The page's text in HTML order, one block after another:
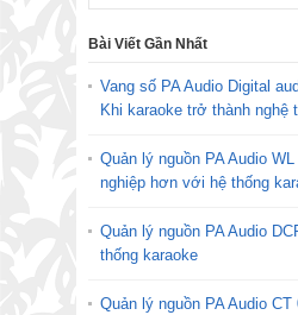
Bài Viết Gần Nhất
Vang số PA Audio Digital
Khi karaoke trở thành nghệ
Quản lý nguồn PA Audio
nghiệp hơn với hệ thống
Quản lý nguồn PA Audio
thống karaoke
Quản lý nguồn PA Audio